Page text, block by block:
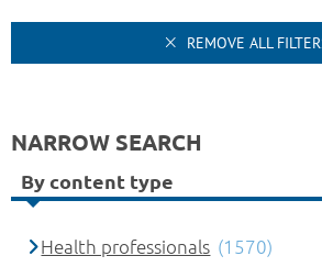
REMOVE ALL
NARROW SEARCH
By content type
Health professionals (1570)